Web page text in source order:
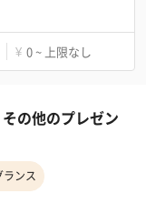
¥ 0 ~ 上限なし
の他のプレゼン
ランス